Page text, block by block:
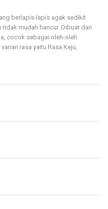
berlapis-lapis agak sedikit
mudah hancur. Dibuat dari
cocok sebagai oleh-oleh
rasa yaitu Rasa Keju,